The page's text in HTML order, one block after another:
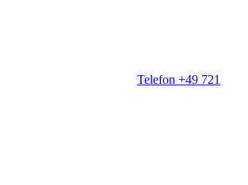
Telefon +49 721